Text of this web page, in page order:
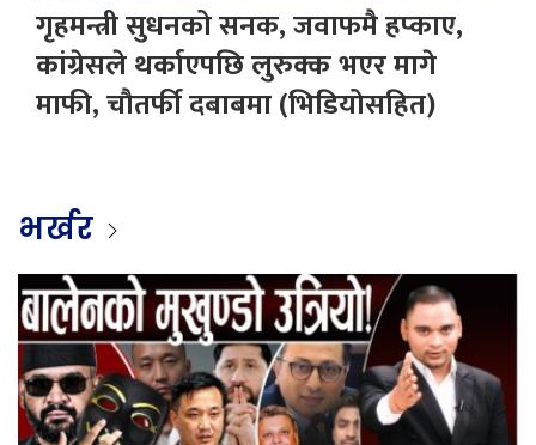
गृहमन्त्री सुधनको सनक, जवाफमै हप्काए,
कांग्रेसले थर्काएपछि लुरुक्क भएर मागे
माफी, चौतर्फी दबाबमा (भिडियोसहित)
भर्खर